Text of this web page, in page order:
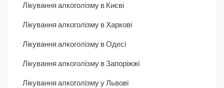
Лікування алкоголізму в Києві
Лікування алкоголізму в Харкові
Лікування алкоголізму в Одесі
Лікування алкоголізму в Запоріжжі
Лікування алкоголізму у Львові